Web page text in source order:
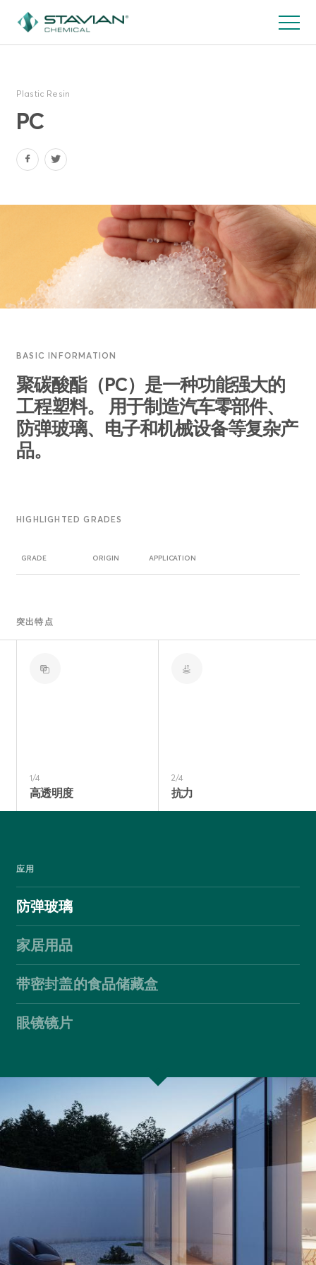
到
Plastic Resin
PC
BASIC INFORMATION
聚碳酸酯（PC）是一种功能强大的
工程塑料。 用于制造汽车零部件、
防弹玻璃、电子和机械设备等复杂产
品。
HIGHLIGHTED GRADES
GRADE ORIGIN APPLICATION
突出特点
1/4
高透明度
2/4
抗力
应用
防弹玻璃
家居用品
带密封盖的食品储藏盒
眼镜镜片